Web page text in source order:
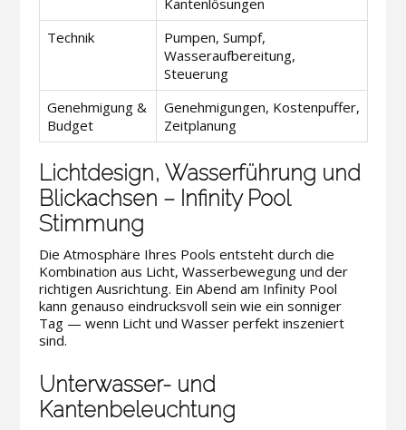
Kantenlösungen
Technik
Pumpen, Sumpf,
Wasseraufbereitung,
Steuerung
Genehmigung &
Budget
Genehmigungen, Kostenpuffer,
Zeitplanung
Lichtdesign, Wasserführung und
Blickachsen – Infinity Pool
Stimmung
Die Atmosphäre Ihres Pools entsteht durch die
Kombination aus Licht, Wasserbewegung und der
richtigen Ausrichtung. Ein Abend am Infinity Pool
kann genauso eindrucksvoll sein wie ein sonniger
Tag — wenn Licht und Wasser perfekt inszeniert
sind.
Unterwasser- und
Kantenbeleuchtung